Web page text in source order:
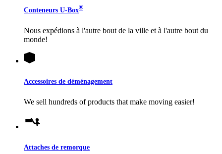
Conteneurs U-Box®
Nous expédions à l'autre bout de la ville et à l'autre bout du
monde!
Accessoires de déménagement
We sell hundreds of products that make moving easier!
Attaches de remorque